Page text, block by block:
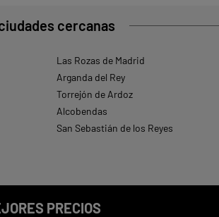
cercanas
Las Rozas de Madrid
Arganda del Rey
Torrejón de Ardoz
Alcobendas
San Sebastián de los Reyes
PRECIOS